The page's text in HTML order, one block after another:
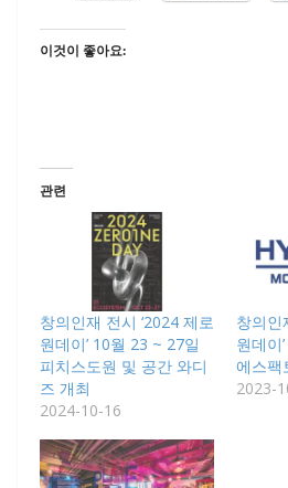
이것이 좋아요:
관련
창의인재 전시 ‘2024 제로
원데이’ 10월 23 ~ 27일
피치스도원 및 공간 와디
즈 개최
2024-10-16
창의인
원데이
에스팩
2023-